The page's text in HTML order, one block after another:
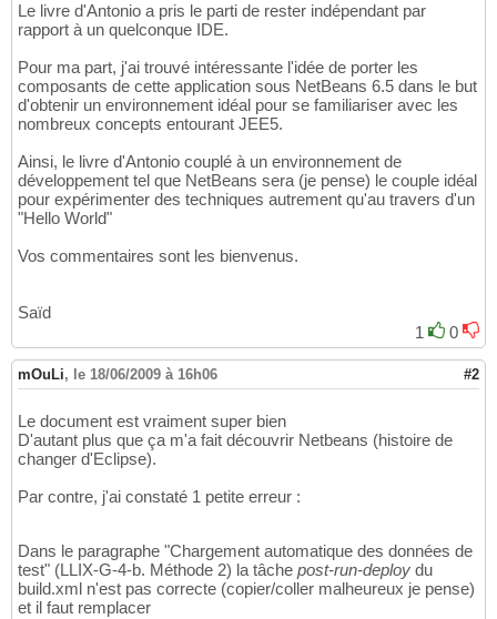
Le livre d'Antonio a pris le parti de rester indépendant par
rapport à un quelconque IDE.
Pour ma part, j'ai trouvé intéressante l'idée de porter les
composants de cette application sous NetBeans 6.5 dans le but
d'obtenir un environnement idéal pour se familiariser avec les
nombreux concepts entourant JEE5.
Ainsi, le livre d'Antonio couplé à un environnement de
développement tel que NetBeans sera (je pense) le couple idéal
pour expérimenter des techniques autrement qu'au travers d'un
"Hello World"
Vos commentaires sont les bienvenus.
Saïd
1
0
mOuLi, le 18/06/2009 à 16h06 #2
Le document est vraiment super bien
D'autant plus que ça m'a fait découvrir Netbeans (histoire de
changer d'Eclipse).
Par contre, j'ai constaté 1 petite erreur :
Dans le paragraphe "Chargement automatique des données de
test" (LLIX-G-4-b. Méthode 2) la tâche post-run-deploy du
build.xml n'est pas correcte (copier/coller malheureux je pense)
et il faut remplacer